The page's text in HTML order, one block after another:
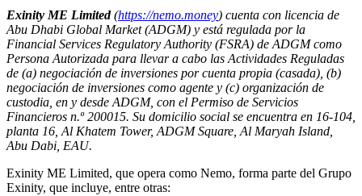
Exinity ME Limited(https://nemo.money) cuenta con licencia de
Abu Dhabi Global Market (ADGM) y está regulada por la
Financial Services Regulatory Authority (FSRA) de ADGM como
Persona Autorizada para llevar a cabo las Actividades Reguladas
de (a) negociación de inversiones por cuenta propia (casada), (b)
negociación de inversiones como agente y (c) organización de
custodia, en y desde ADGM, con el Permiso de Servicios
Financieros n.º 200015. Su domicilio social se encuentra en 16-104,
planta 16, Al Khatem Tower, ADGM Square, Al Maryah Island,
Abu Dabi, EAU.
Exinity ME Limited, que opera como Nemo, forma parte del Grupo
Exinity, que incluye, entre otras: